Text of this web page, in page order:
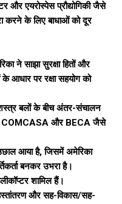
और एयरोस्पेस प्रौद्योगिकी जैसे
करने के लिए बाधाओं को दूर
ने साझा सुरक्षा हितों और
आधार पर रक्षा सहयोग को
बलों के बीच अंतर-संचालन
COMCASA और BECA जैसे
में उछाल आया है, जिसमें अमेरिका
बनकर उभरा है।
शामिल हैं।
हस्तांतरण और सह-विकास/सह-